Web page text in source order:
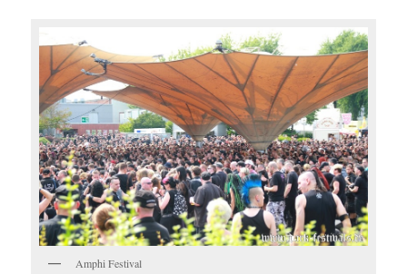
Amphi Festival